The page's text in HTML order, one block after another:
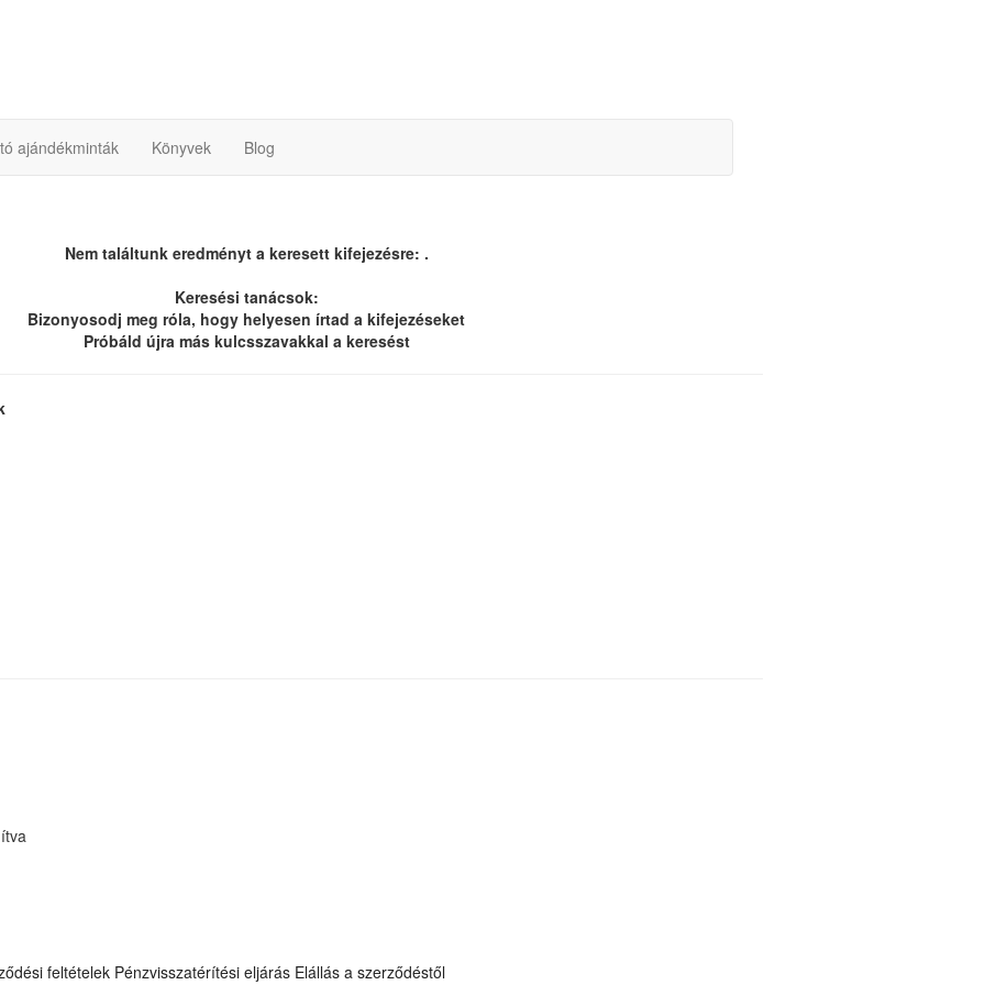
ajándékminták Könyvek Blog
Nem találtunk eredményt a keresett kifejezésre: .
Keresési tanácsok:
Bizonyosodj meg róla, hogy helyesen írtad a kifejezéseket
Próbáld újra más kulcsszavakkal a keresést
feltételek Pénzvisszatérítési eljárás Elállás a szerződéstől